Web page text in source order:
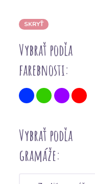
SKRYŤ
Vybrať podľa
farebnosti:
Vybrať podľa
gramáže: